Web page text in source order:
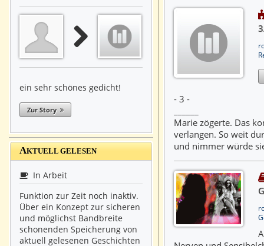
- 3 -
Marie zögerte. Das
verlangen. So weit
und nimmer würde
ein sehr schönes gedicht!
Zur Story
AKTUELL GELESEN
In Arbeit
Funktion zur Zeit noch inaktiv.
Über ein Konzept zur sicheren
und möglichst Bandbreite
schonenden Speicherung von
aktuell gelesenen Geschichten